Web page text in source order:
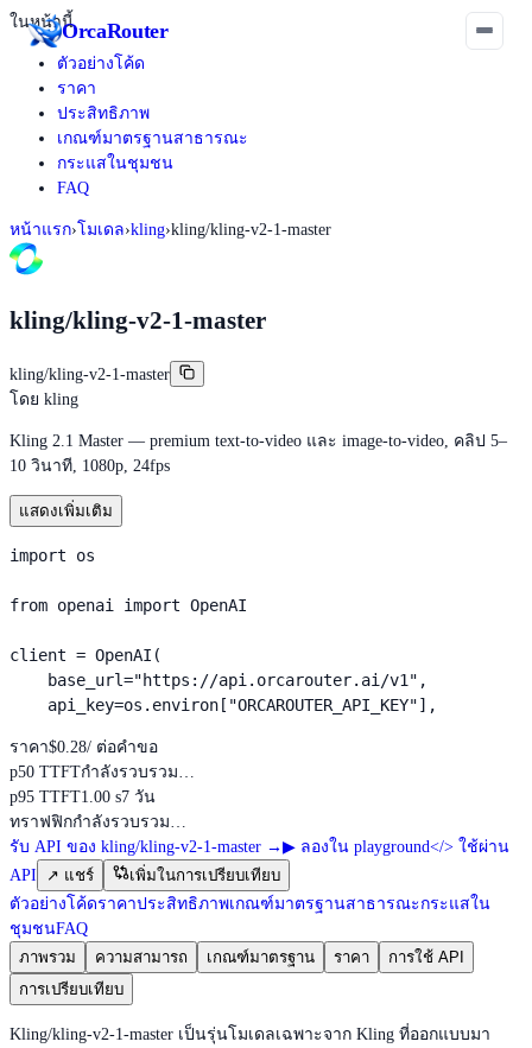
OrcaRouter
ในหน้านี้
ตัวอย่างโค้ด
ราคา
ประสิทธิภาพ
เกณฑ์มาตรฐานสาธารณะ
กระแสในชุมชน
FAQ
หน้าแรก› โมเดล›kling›kling/kling-v2-1-master
kling/kling-v2-1-master
kling/kling-v2-1-master
โดย kling
Kling 2.1 Master — premium text-to-video และ image-to-video, คลิป 5–
10 วินาที, 1080p, 24fps
แสดงเพิ่มเติม
import os
from openai import OpenAI
client = OpenAI(
    base_url="https://api.orcarouter.ai/v1",
    api_key=os.environ["ORCAROUTER_API_KEY"],
ราคา$0.28/ ต่อคำขอ
p50 TTFTกำลังรวบรวม…
p95 TTFT1.00 s7 วัน
ทราฟฟิกกำลังรวบรวม…
รับ API ของ kling/kling-v2-1-master → ▶ ลองใน playground</> ใช้ผ่าน
API
↗ แชร์
เพิ่มในการเปรียบเทียบ
ตัวอย่างโค้ดราคาประสิทธิภาพเกณฑ์มาตรฐานสาธารณะกระแสใน
ชุมชนFAQ
ภาพรวม
ความสามารถ เกณฑ์มาตรฐาน ราคา
การใช้ API
การเปรียบเทียบ
Kling/kling-v2-1-master เป็นรุ่นโมเดลเฉพาะจาก Kling ที่ออกแบบมา